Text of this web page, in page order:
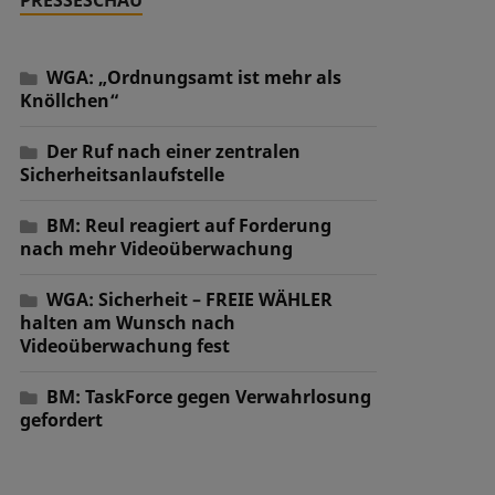
WGA: „Ordnungsamt ist mehr als
Knöllchen“
Der Ruf nach einer zentralen
Sicherheitsanlaufstelle
BM: Reul reagiert auf Forderung
nach mehr Videoüberwachung
WGA: Sicherheit – FREIE WÄHLER
halten am Wunsch nach
Videoüberwachung fest
BM: TaskForce gegen Verwahrlosung
gefordert